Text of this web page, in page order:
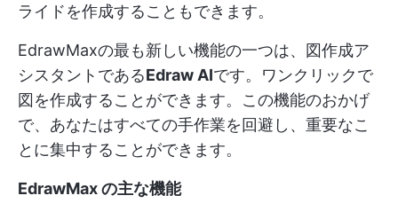
ライドを作成することもできます。
EdrawMaxの最も新しい機能の一つは、図作成ア
シスタントであるEdraw AIです。ワンクリックで
図を作成することができます。この機能のおかげ
で、あなたはすべての手作業を回避し、重要なこ
とに集中することができます。
EdrawMax の主な機能